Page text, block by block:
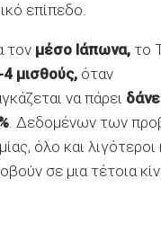
επίπεδο.
τον μέσο Ιάπωνα, το
4 μισθούς, όταν
να πάρει
. Δεδομένων των
όλο και
σε μια τέτοια